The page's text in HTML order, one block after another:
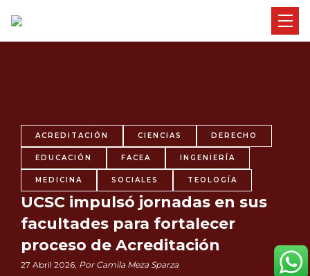
ACREDITACIÓN CIENCIAS DERECHO
EDUCACIÓN FACEA INGENIERÍA
MEDICINA SOCIALES TEOLOGÍA
UCSC impulsó jornadas en sus
facultades para fortalecer
proceso de Acreditación
27 Abril 2026, Por Camila Meza Sparza